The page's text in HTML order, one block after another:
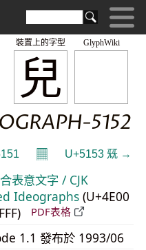
GlyphWiki
兒
裝置上的字型
5152
𝄜 U+5153 兓 →
表意文字 / CJK
Ideographs (U+4E00
PDF表格
1.1 發布於 1993/06